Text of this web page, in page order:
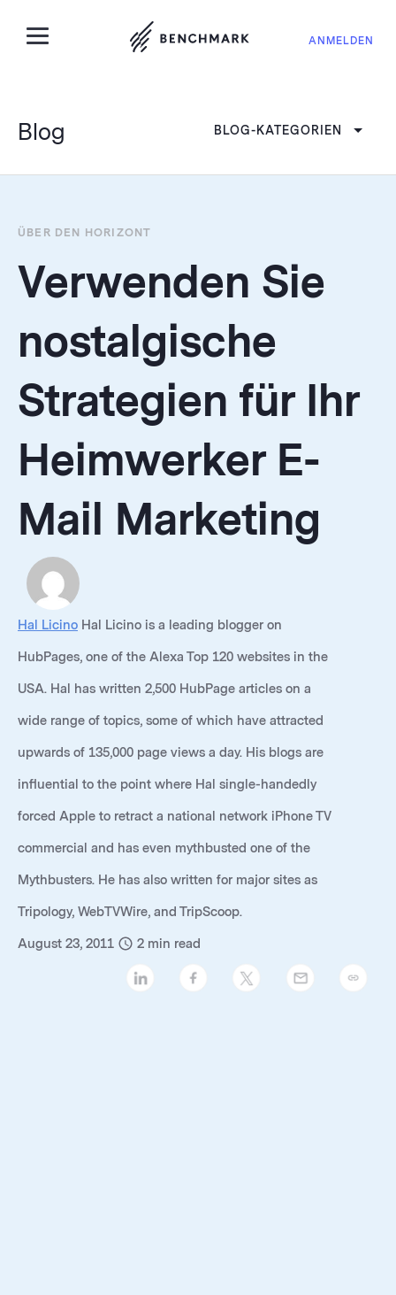
ANMELDEN
Blog BLOG-KATEGORIEN
ÜBER DEN HORIZONT
Verwenden Sie
nostalgische
Strategien für Ihr
Heimwerker E-
Mail Marketing
Hal Licino Hal Licino is a leading blogger on
HubPages, one of the Alexa Top 120 websites in the
USA. Hal has written 2,500 HubPage articles on a
wide range of topics, some of which have attracted
upwards of 135,000 page views a day. His blogs are
influential to the point where Hal single-handedly
forced Apple to retract a national network iPhone TV
commercial and has even mythbusted one of the
Mythbusters. He has also written for major sites as
Tripology, WebTVWire, and TripScoop.
August 23, 2011 2 min read